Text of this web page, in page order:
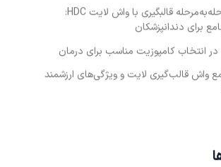
آموزش مرحله‌به‌مرحله قالبگیری با واش لایت HDC:
برای دندانپزشکان
انتخاب کامپوزیت مناسب برای درمان
واش قالب‌گیری لایت و ویژگی‌های ارزشمند